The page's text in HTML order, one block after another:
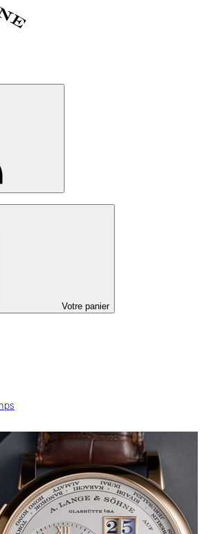
Votre panier